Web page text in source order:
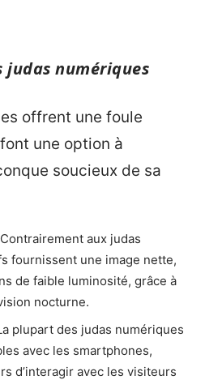
judas numériques
offrent une foule
une option à
soucieux de sa
Contrairement aux judas
fournissent une image nette,
de faible luminosité, grâce à
nocturne.
plupart des judas numériques
avec les smartphones,
d’interagir avec les visiteurs